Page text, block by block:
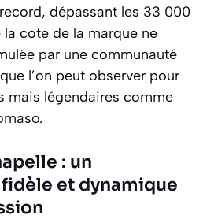
dépassant les 33 000
cote de la marque ne
par une communauté
l’on peut observer pour
mais légendaires comme
.
: un
et dynamique